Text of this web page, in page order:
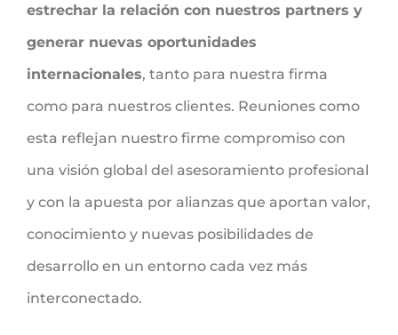
estrechar la relación con nuestros partners y
generar nuevas oportunidades
internacionales, tanto para nuestra firma
como para nuestros clientes. Reuniones como
esta reflejan nuestro firme compromiso con
una visión global del asesoramiento profesional
y con la apuesta por alianzas que aportan valor,
conocimiento y nuevas posibilidades de
desarrollo en un entorno cada vez más
interconectado.